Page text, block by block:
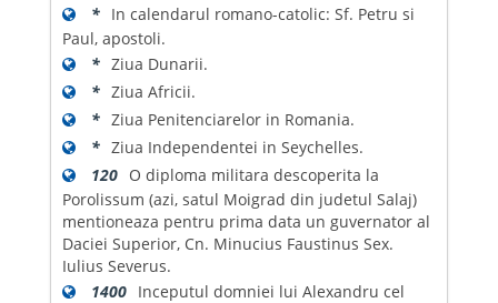
* In calendarul romano-catolic: Sf. Petru si
Paul, apostoli.
* Ziua Dunarii.
* Ziua Africii.
* Ziua Penitenciarelor in Romania.
* Ziua Independentei in Seychelles.
120 O diploma militara descoperita la
Porolissum (azi, satul Moigrad din judetul Salaj)
mentioneaza pentru prima data un guvernator al
Daciei Superior, Cn. Minucius Faustinus Sex.
Iulius Severus.
1400 Inceputul domniei lui Alexandru cel